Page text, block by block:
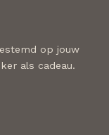
op jouw
als cadeau.